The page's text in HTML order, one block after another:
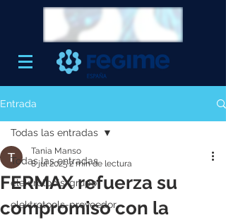
Entrada
Todas las entradas
elektrotools-grupo
elektrotools-proveedor
Todas las entradas
FERMAX refuerza su
compromiso con la
Tania Manso
8 jul 20252 min de lectura